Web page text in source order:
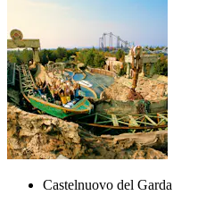
Castelnuovo del Garda